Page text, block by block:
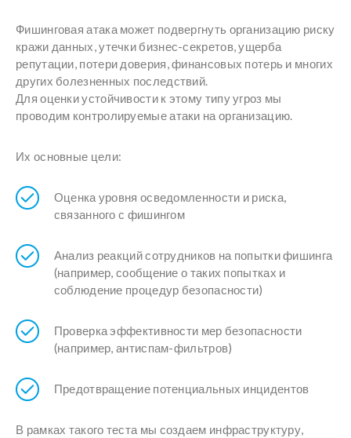
Фишинговая атака может подвергнуть организацию риску
кражи данных, утечки бизнес-секретов, ущерба
репутации, потери доверия, финансовых потерь и многих
других болезненных последствий.
Для оценки устойчивости к этому типу угроз мы
проводим контролируемые атаки на организацию.
Их основные цели:
Оценка уровня осведомленности и риска,
связанного с фишингом
Анализ реакций сотрудников на попытки фишинга
(например, сообщение о таких попытках и
соблюдение процедур безопасности)
Проверка эффективности мер безопасности
(например, антиспам-фильтров)
Предотвращение потенциальных инцидентов
В рамках такого теста мы создаем инфраструктуру,